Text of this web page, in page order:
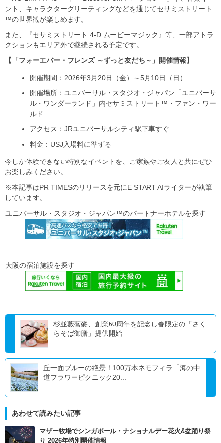
ント、キャラクターグリーティングなどを通じてセサミストリート
™の世界観が楽しめます。
また、『セサミストリート 4-D ムービーマジック』等、一部アトラ
クションもエリア外で継続される予定です。
【「フォーエバー・フレンズ ～ずっと友だち～」開催情報】
開催期間：2026年3月20日（金）～5月10日（日）
開催場所：ユニバーサル・スタジオ・ジャパン「ユニバーサ
ル・ワンダーランド」内セサミストリート™・ファン・ワー
ルド
アクセス：JRユニバーサルシティ駅下車すぐ
料金：USJ入場料に準ずる
今しか体験できない特別なイベントを、ご家族やご友人と共にぜひ
お楽しみください。
※本記事はPR TIMESのリリースを元にE START AIライターが執筆
しています。
ユニバーサル・スタジオ・ジャパン™のパートナーホテルを探す
大阪の宿泊施設を探す
杉並藪蕎麥、創業60周年を記念し春限定の「さく
らそば御膳」提供開始
丘一面ブルーの絶景！100万本ネモフィラ「海の中
道フラワーピクニック20...
あわせて読みたい記事
マザー牧場でシンガポール・ナショナルデー花火&盆踊り祭
り 2026年特別開催情報